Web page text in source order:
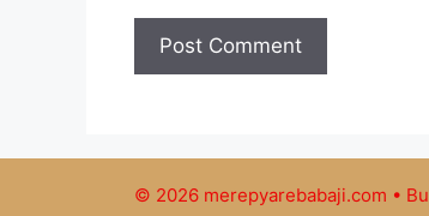
© 2026 merepyarebabaji.com •